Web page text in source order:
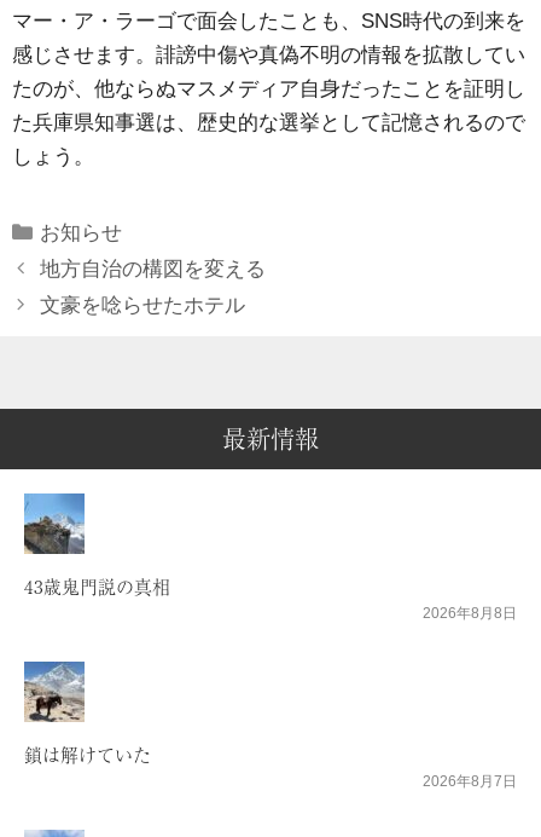
マー・ア・ラーゴで面会したことも、SNS時代の到来を
感じさせます。誹謗中傷や真偽不明の情報を拡散してい
たのが、他ならぬマスメディア自身だったことを証明し
た兵庫県知事選は、歴史的な選挙として記憶されるので
しょう。
Categories
お知らせ
地方自治の構図を変える
文豪を唸らせたホテル
最新情報
43歳鬼門説の真相
2026年8月8日
鎖は解けていた
2026年8月7日